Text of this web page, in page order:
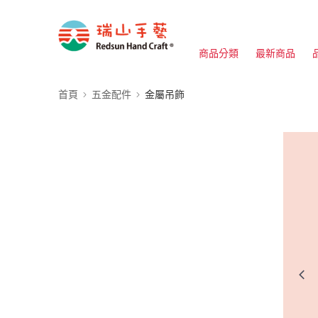
商品分類 最新商品
首頁 五金配件 金屬吊飾